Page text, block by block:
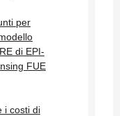
per
di EPI-
FUE
i costi di